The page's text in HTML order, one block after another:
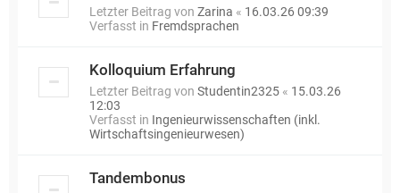
Letzter Beitrag von Zarina « 16.03.26 09:39
Verfasst in Fremdsprachen
Kolloquium Erfahrung
Letzter Beitrag von Studentin2325 « 15.03.26
12:03
Verfasst in Ingenieurwissenschaften (inkl.
Wirtschaftsingenieurwesen)
Tandembonus